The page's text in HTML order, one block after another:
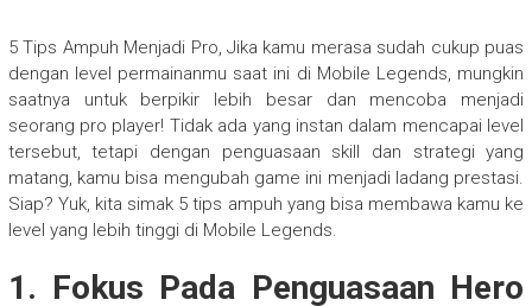
5 Tips Ampuh Menjadi Pro, Jika kamu merasa sudah cukup puas
dengan level permainanmu saat ini di Mobile Legends, mungkin
saatnya untuk berpikir lebih besar dan mencoba menjadi
seorang pro player! Tidak ada yang instan dalam mencapai level
tersebut, tetapi dengan penguasaan skill dan strategi yang
matang, kamu bisa mengubah game ini menjadi ladang prestasi.
Siap? Yuk, kita simak 5 tips ampuh yang bisa membawa kamu ke
level yang lebih tinggi di Mobile Legends.
1. Fokus Pada Penguasaan Hero